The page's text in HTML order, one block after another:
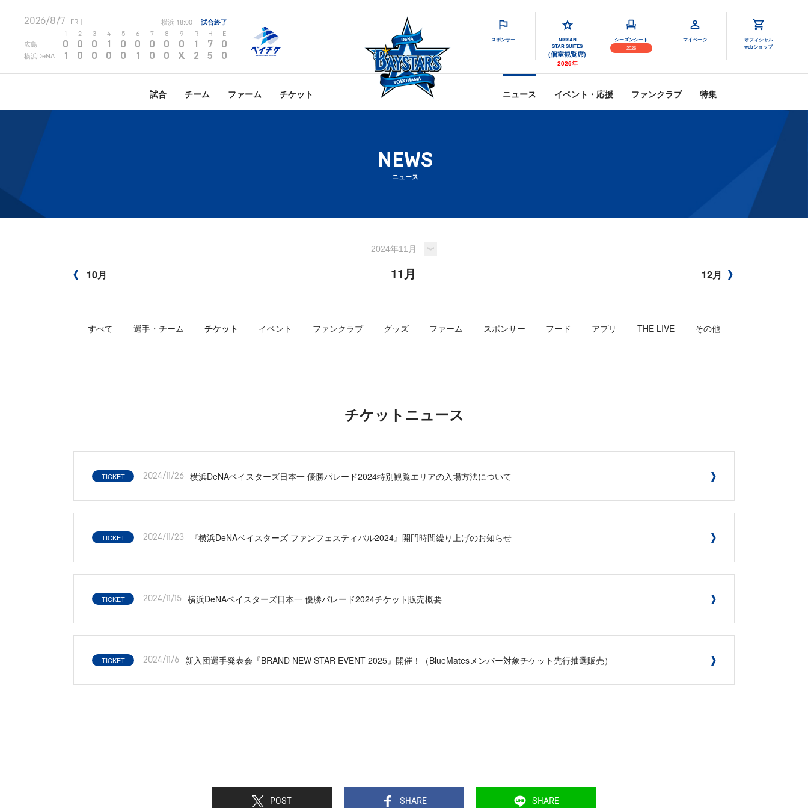
2026/8/7 [FRI] 横浜 18:00 試合終了
2 3 4 5 6 7 8 9 R H E
広島 0 0 0 1 0 0 0 0 0 1 7 0
横浜DeNA 1 0 0 0 0 1 0 0 X 2 5 0
スポンサー
NISSAN
STAR SUITES
(個室観覧席)
2026年
シーズンシート
2026
マイページ
オフィシャル
webショップ
試合 チーム ファーム チケット ニュース イベント・応援 ファンクラブ 特集
NEWS
ニュース
10月 11月 12月
すべて 選手・チーム チケット イベント ファンクラブ グッズ ファーム スポンサー フード アプリ THE LIVE その他
チケットニュース
TICKET 2024/11/26 横浜DeNAベイスターズ日本一 優勝パレード2024特別観覧エリアの入場方法について
TICKET 2024/11/23 『横浜DeNAベイスターズ ファンフェスティバル2024』開門時間繰り上げのお知らせ
TICKET 2024/11/15 横浜DeNAベイスターズ日本一 優勝パレード2024チケット販売概要
TICKET 2024/11/6 新入団選手発表会『BRAND NEW STAR EVENT 2025』開催！（BlueMatesメンバー対象チケット先行抽選販売）
POST SHARE SHARE